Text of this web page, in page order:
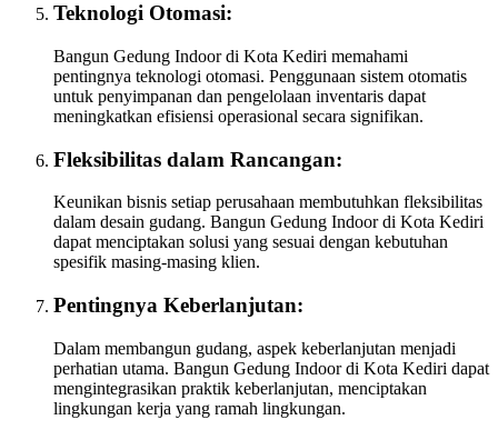
Teknologi Otomasi:
Bangun Gedung Indoor di Kota Kediri memahami
pentingnya teknologi otomasi. Penggunaan sistem otomatis
untuk penyimpanan dan pengelolaan inventaris dapat
meningkatkan efisiensi operasional secara signifikan.
Fleksibilitas dalam Rancangan:
Keunikan bisnis setiap perusahaan membutuhkan fleksibilitas
dalam desain gudang. Bangun Gedung Indoor di Kota Kediri
dapat menciptakan solusi yang sesuai dengan kebutuhan
spesifik masing-masing klien.
Pentingnya Keberlanjutan:
Dalam membangun gudang, aspek keberlanjutan menjadi
perhatian utama. Bangun Gedung Indoor di Kota Kediri dapat
mengintegrasikan praktik keberlanjutan, menciptakan
lingkungan kerja yang ramah lingkungan.